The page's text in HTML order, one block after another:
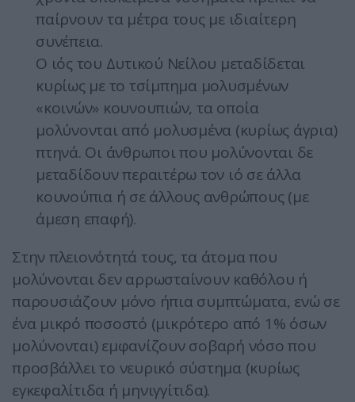
παίρνουν τα μέτρα τους με ιδιαίτερη
συνέπεια.
Ο ιός του Δυτικού Νείλου μεταδίδεται
κυρίως με το τσίμπημα μολυσμένων
«κοινών» κουνουπιών, τα οποία
μολύνονται από μολυσμένα (κυρίως άγρια)
πτηνά. Οι άνθρωποι που μολύνονται δε
μεταδίδουν περαιτέρω τον ιό σε άλλα
κουνούπια ή σε άλλους ανθρώπους (με
άμεση επαφή).
Στην πλειονότητά τους, τα άτομα που
μολύνονται δεν αρρωσταίνουν καθόλου ή
παρουσιάζουν μόνο ήπια συμπτώματα, ενώ σε
ένα μικρό ποσοστό (μικρότερο από 1% όσων
μολύνονται) εμφανίζουν σοβαρή νόσο που
προσβάλλει το νευρικό σύστημα (κυρίως
εγκεφαλίτιδα ή μηνιγγίτιδα).